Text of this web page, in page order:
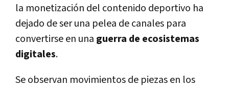
la monetización del contenido deportivo ha
dejado de ser una pelea de canales para
convertirse en una guerra de ecosistemas
digitales.
Se observan movimientos de piezas en los